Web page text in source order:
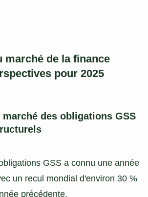
marché de la finance
pour 2025
des obligations GSS
GSS a connu une année
un recul mondial d'environ 30 %
précédente.